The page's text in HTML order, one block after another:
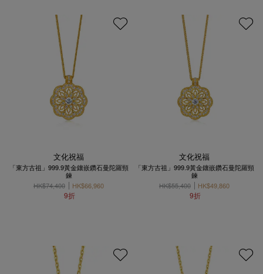
文化祝福
「東方古祖」999.9黃金鑲嵌鑽石曼陀羅頸
鍊
HK$74,400
HK$66,960
9折
文化祝福
「東方古祖」999.9黃金鑲嵌鑽石曼陀羅頸
鍊
HK$55,400
HK$49,860
9折